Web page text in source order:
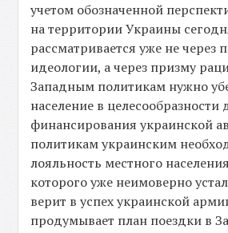
учетом обозначенной
на территории Украины
рассматривается уже не через
идеологии, а через призму
Западным политикам нужно
население в целесообразности
финансирования украинской
политикам украинским
лояльность местного
которого уже неимоверно
верит в успех украинской
продумывает план поездки в